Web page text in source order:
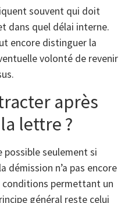
souvent qui doit
dans quel délai interne.
encore distinguer la
volonté de revenir
après
lettre ?
possible seulement si
démission n’a pas encore
permettant un
général reste celui